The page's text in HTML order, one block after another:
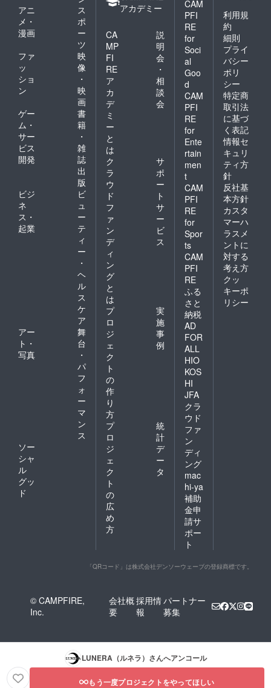
アニ
メ・
漫画
ス
ポ
ー
ツ
ファ
ッ
ショ
ン
映
像
・
映
画
ゲー
ム・
サー
ビス
開発
書
籍
・
雑
誌
出
版
ビジ
ネ
ス・
起業
ビ
ュ
ー
テ
ィ
ー
・
ヘ
ル
ス
ケ
ア
アー
ト・
写真
舞
台
・
パ
フ
ォ
ー
マ
ン
ス
ソー
シャ
ル
グッ
ド
アカデミー
CA
MP
FI
RE
ア
カ
デ
ミ
ー
と
は
説
明
会
・
相
談
会
ク
ラ
ウ
ド
フ
ァ
ン
デ
ィ
ン
グ
と
は
サ
ポ
ー
ト
サ
ー
ビ
ス
プ
ロ
ジ
ェ
ク
ト
の
作
り
方
実
施
事
例
プ
ロ
ジ
ェ
ク
ト
の
広
め
方
統
計
デ
ー
タ
CAM
PFI
RE
for
Soci
al
Goo
d
CAM
PFI
RE
for
Ente
rtain
men
t
CAM
PFI
RE
for
Spor
ts
CAM
PFI
RE
ふる
さと
納税
AD
FOR
ALL
HIO
KOS
HI
JFA
クラ
ウド
ファ
ン
ディ
ング
mac
hi-ya
補助
金申
請サ
ポー
ト
利用規
約
細則
プライ
バシー
ポリ
シー
特定商
取引法
に基づ
く表記
情報セ
キュリ
ティ方
針
反社基
本方針
カスタ
マーハ
ラスメ
ントに
対する
考え方
クッ
キーポ
リシー
「QRコード」は株式会社デンソーウェーブの登録商標です。
© CAMPFIRE,
Inc.
会社概
要
採用情
報
パートナー
募集
LUNERA（ルネラ） さんへアンコール
もう一度プロジェクトをやってほしい